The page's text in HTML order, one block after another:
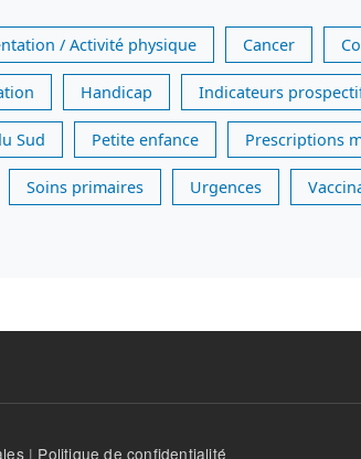
/ Activité physique Cancer
Handicap Indicateurs
Sud Petite enfance Prescriptions
Soins primaires Urgences
| Politique de confidentialité